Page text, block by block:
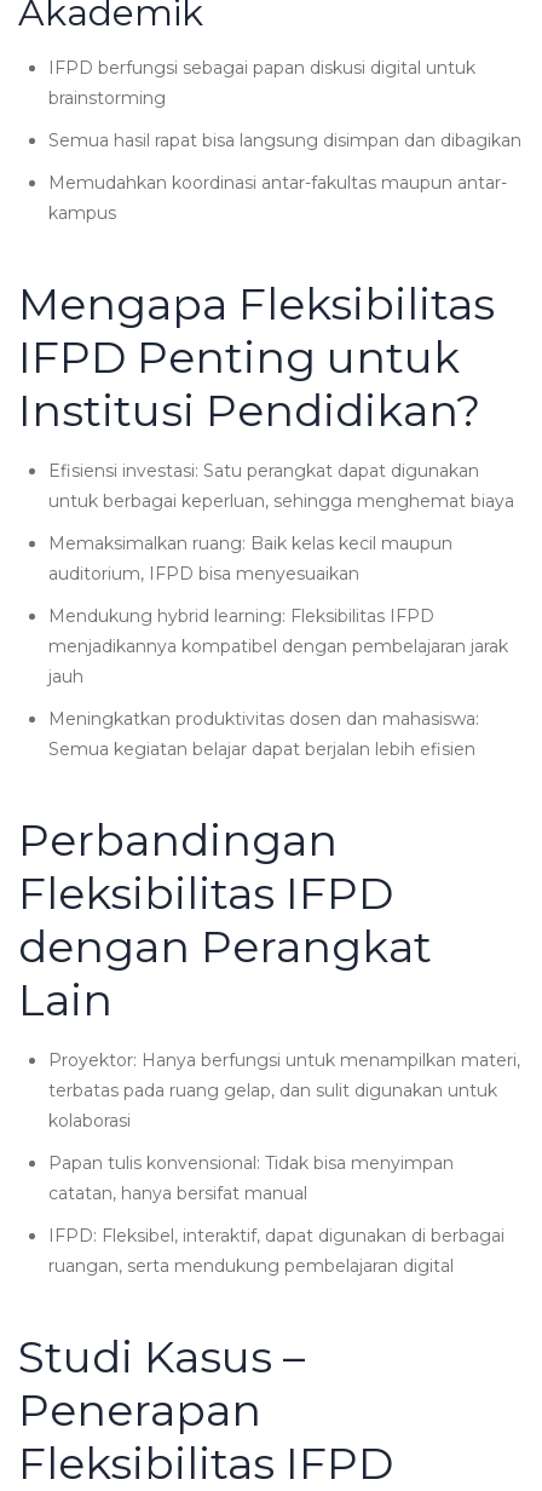
Akademik
IFPD berfungsi sebagai papan diskusi digital untuk
brainstorming
Semua hasil rapat bisa langsung disimpan dan dibagikan
Memudahkan koordinasi antar-fakultas maupun antar-
kampus
Mengapa Fleksibilitas
IFPD Penting untuk
Institusi Pendidikan?
Efisiensi investasi: Satu perangkat dapat digunakan
untuk berbagai keperluan, sehingga menghemat biaya
Memaksimalkan ruang: Baik kelas kecil maupun
auditorium, IFPD bisa menyesuaikan
Mendukung hybrid learning: Fleksibilitas IFPD
menjadikannya kompatibel dengan pembelajaran jarak
jauh
Meningkatkan produktivitas dosen dan mahasiswa:
Semua kegiatan belajar dapat berjalan lebih efisien
Perbandingan
Fleksibilitas IFPD
dengan Perangkat
Lain
Proyektor: Hanya berfungsi untuk menampilkan materi,
terbatas pada ruang gelap, dan sulit digunakan untuk
kolaborasi
Papan tulis konvensional: Tidak bisa menyimpan
catatan, hanya bersifat manual
IFPD: Fleksibel, interaktif, dapat digunakan di berbagai
ruangan, serta mendukung pembelajaran digital
Studi Kasus –
Penerapan
Fleksibilitas IFPD